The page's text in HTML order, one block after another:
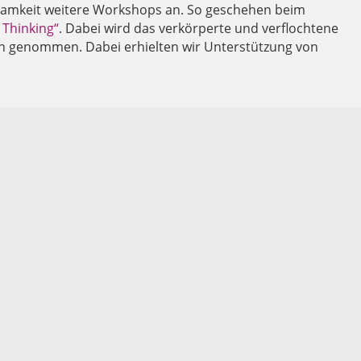
weitere Workshops an. So geschehen beim
. Dabei wird das verkörperte und verflochtene
genommen. Dabei erhielten wir Unterstützung von